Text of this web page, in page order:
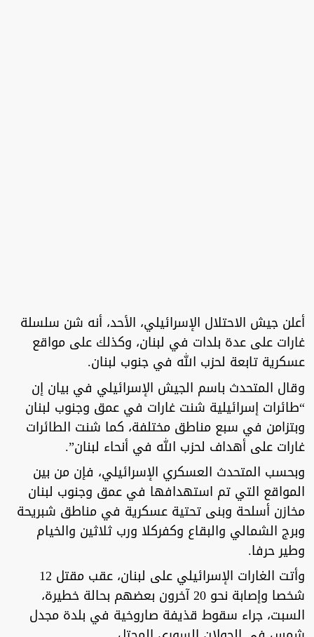
أعلن جيش الاحتلال الإسرائيلي، الأحد، أنه شن سلسلة
غارات على عدة بلدات في لبنان، وكذلك على مواقع
عسكرية تابعة لحزب الله في جنوب لبنان.
وقال المتحدث باسم الجيش الإسرائيلي في بيان إن
“طائرات إسرائيلية شنت غارات في عمق وجنوب لبنان
وبتزامن في سبع مناطق مختلفة، كما شنت الطائرات
غارات على أهداف لحزب الله في أنحاء لبنان”.
وبحسب المتحدث العسكري الإسرائيلي، فإن من بين
المواقع التي تم استهدافها في عمق وجنوب لبنان
مخازن أسلحة وبنى تحتية عسكرية في مناطق شبريحة
وبرج الشمالي والبقاع وكفركلا ورب ثلاثين والخيام
وطير حرفا.
وأتت الغارات الإسرائيلي على لبنان، عقب مقتل 12
شخصا وإصابة نحو 20 آخرون بعضهم بحالة خطيرة،
السبت، جراء سقوط قذيفة صاروخية في بلدة مجدل